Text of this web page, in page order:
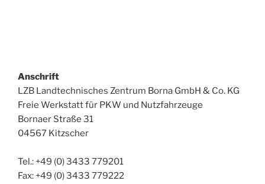
Anschrift
LZB Landtechnisches Zentrum Borna GmbH & Co. KG
Freie Werkstatt für PKW und Nutzfahrzeuge
Bornaer Straße 31
04567 Kitzscher
Tel.: +49 (0) 3433 779201
Fax: +49 (0) 3433 779222